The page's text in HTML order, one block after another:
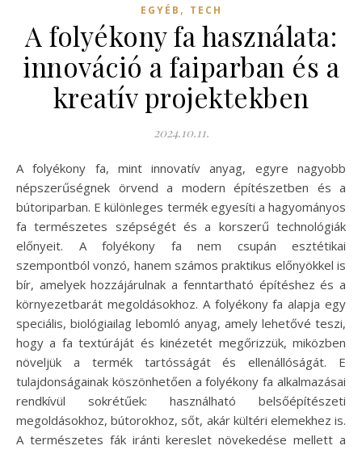
EGYÉB , TECH
A folyékony fa használata:
innováció a faiparban és a
kreatív projektekben
2024.10.11.
A folyékony fa, mint innovatív anyag, egyre nagyobb
népszerűségnek örvend a modern építészetben és a
bútoriparban. E különleges termék egyesíti a hagyományos
fa természetes szépségét és a korszerű technológiák
előnyeit. A folyékony fa nem csupán esztétikai
szempontból vonzó, hanem számos praktikus előnyökkel is
bír, amelyek hozzájárulnak a fenntartható építéshez és a
környezetbarát megoldásokhoz. A folyékony fa alapja egy
speciális, biológiailag lebomló anyag, amely lehetővé teszi,
hogy a fa textúráját és kinézetét megőrizzük, miközben
növeljük a termék tartósságát és ellenállóságát. E
tulajdonságainak köszönhetően a folyékony fa alkalmazásai
rendkívül sokrétűek: használható belsőépítészeti
megoldásokhoz, bútorokhoz, sőt, akár kültéri elemekhez is.
A természetes fák iránti kereslet növekedése mellett a